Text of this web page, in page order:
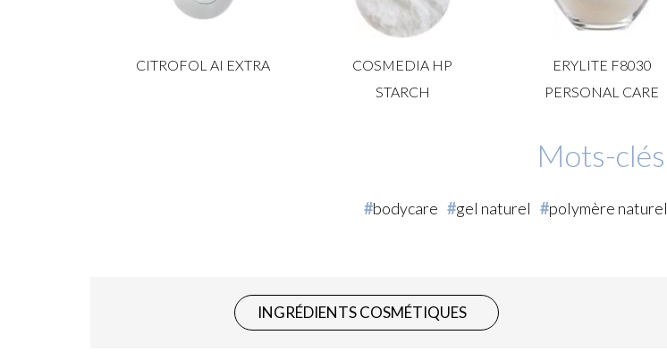
CITROFOL AI EXTRA
COSMEDIA HP
STARCH
ERYLITE F8030
PERSONAL CARE
Mots-clés
bodycare gel naturel polymère naturel
INGRÉDIENTS COSMÉTIQUES